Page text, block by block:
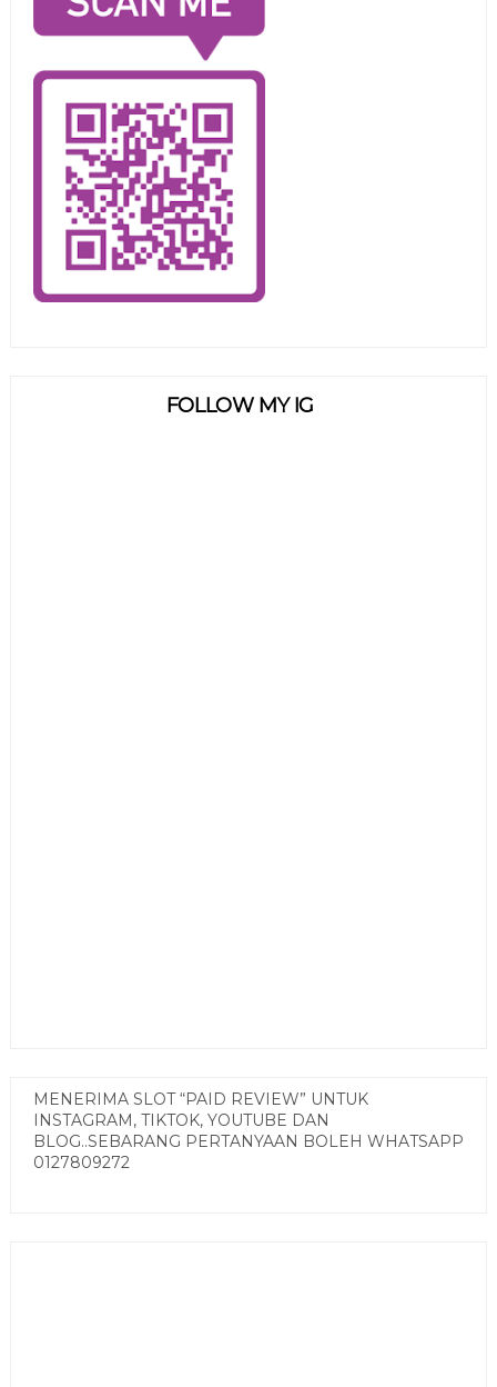
FOLLOW MY IG
MENERIMA SLOT “PAID REVIEW” UNTUK
INSTAGRAM, TIKTOK, YOUTUBE DAN
BLOG..SEBARANG PERTANYAAN BOLEH WHATSAPP
0127809272